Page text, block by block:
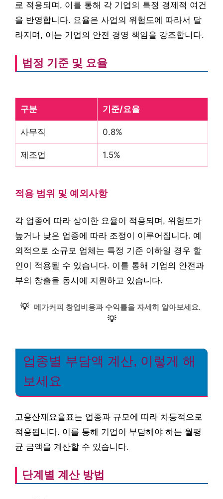
로 적용되며, 이를 통해 각 기업의 특정 경제적 여건
을 반영합니다. 요율은 사업의 위험도에 따라서 달
라지며, 이는 기업의 안전 경영 책임을 강조합니다.
법정 기준 및 요율
구분 기준/요율
사무직 0.8%
제조업 1.5%
적용 범위 및 예외사항
각 업종에 따라 상이한 요율이 적용되며, 위험도가
높거나 낮은 업종에 따라 조정이 이루어집니다. 예
외적으로 소규모 업체는 특정 기준 이하일 경우 할
인이 적용될 수 있습니다. 이를 통해 기업의 안전과
부의 창출을 동시에 지원하고 있습니다.
💡 메가커피 창업비용과 수익률을 자세히 알아보세요.
💡
업종별 부담액 계산, 이렇게 해
보세요
고용산재요율표는 업종과 규모에 따라 차등적으로
적용됩니다. 이를 통해 기업이 부담해야 하는 월평
균 금액을 계산할 수 있습니다.
단계별 계산 방법